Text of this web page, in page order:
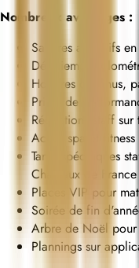
Nombreux avantages :
Salaires attractifs
Défraiement
Horaires continus,
Prime de
Réductions staff sur
Accès spa et fitness
Tarifs spécifiques
Châteaux de
Places VIP pour
Soirée de fin
Arbre de Noël pour
Plannings sur